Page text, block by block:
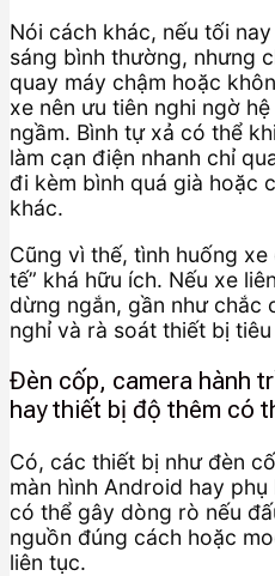
Nói cách khác, nếu tối
sáng bình thường, nhưng
quay máy chậm hoặc
xe nên ưu tiên nghi ngờ
ngầm. Bình tự xả có thể
làm cạn điện nhanh chỉ
đi kèm bình quá già hoặc
khác.
Cũng vì thế, tình huống
tế” khá hữu ích. Nếu xe
dừng ngắn, gần như chắc
nghỉ và rà soát thiết bị
Đèn cốp, camera hành
hay thiết bị độ thêm có
Có, các thiết bị như đèn
màn hình Android hay
có thể gây dòng rò nếu
nguồn đúng cách hoặc
liên tục.